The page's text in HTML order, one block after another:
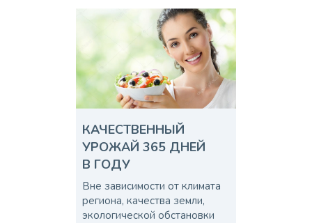
КАЧЕСТВЕННЫЙ
УРОЖАЙ 365 ДНЕЙ
В ГОДУ
Вне зависимости от климата
региона, качества земли,
экологической обстановки